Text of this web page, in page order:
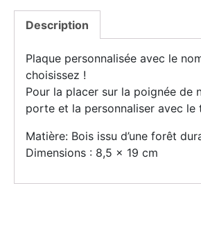
Description
Plaque personnalisée avec le
choisissez !
Pour la placer sur la poignée de
porte et la personnaliser avec le
Matière: Bois issu d’une forêt
Dimensions : 8,5 x 19 cm